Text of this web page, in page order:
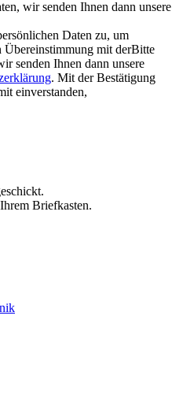
wir senden Ihnen dann unsere
Daten zu, um
Übereinstimmung mit derBitte
senden Ihnen dann unsere
. Mit der Bestätigung
einverstanden,
Briefkasten.